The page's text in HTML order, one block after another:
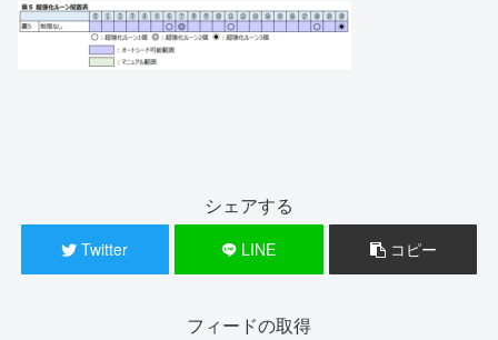
シェアする
Twitter LINE コピー
フィードの取得